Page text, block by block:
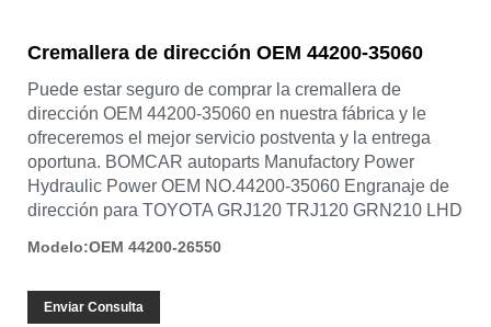
Cremallera de dirección OEM 44200-35060
Puede estar seguro de comprar la cremallera de
dirección OEM 44200-35060 en nuestra fábrica y le
ofreceremos el mejor servicio postventa y la entrega
oportuna. BOMCAR autoparts Manufactory Power
Hydraulic Power OEM NO.44200-35060 Engranaje de
dirección para TOYOTA GRJ120 TRJ120 GRN210 LHD
Modelo:OEM 44200-26550
Enviar Consulta